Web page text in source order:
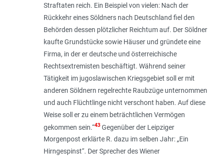
Straftaten reich. Ein Beispiel von vielen: Nach der
Rückkehr eines Söldners nach Deutschland fiel den
Behörden dessen plötzlicher Reichtum auf. Der Söldner
kaufte Grundstücke sowie Häuser und gründete eine
Firma, in der er deutsche und österreichische
Rechtsextremisten beschäftigt. Während seiner
Tätigkeit im jugoslawischen Kriegsgebiet soll er mit
anderen Söldnern regelrechte Raubzüge unternommen
und auch Flüchtlinge nicht verschont haben. Auf diese
Weise soll er zu einem beträchtlichen Vermögen
gekommen sein .“43Gegenüber der Leipziger
Morgenpost erklärte R. dazu im selben Jahr: „Ein
Hirngespinst“. Der Sprecher des Wiener